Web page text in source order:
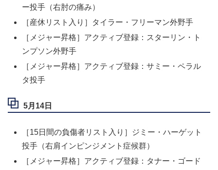
ー投手（右肘の痛み）
［産休リスト入り］タイラー・フリーマン外野手
［メジャー昇格］アクティブ登録：スターリン・ト
ンプソン外野手
［メジャー昇格］アクティブ登録：サミー・ペラル
タ投手
5月14日
［15日間の負傷者リスト入り］ジミー・ハーゲット
投手（右肩インピンジメント症候群）
［メジャー昇格］アクティブ登録：タナー・ゴード